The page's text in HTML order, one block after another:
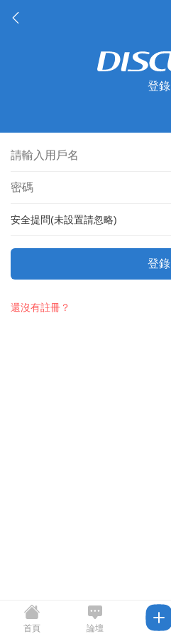
登錄
安全提問(未設置請忽略)
登錄
還沒有註冊？
首頁 論壇